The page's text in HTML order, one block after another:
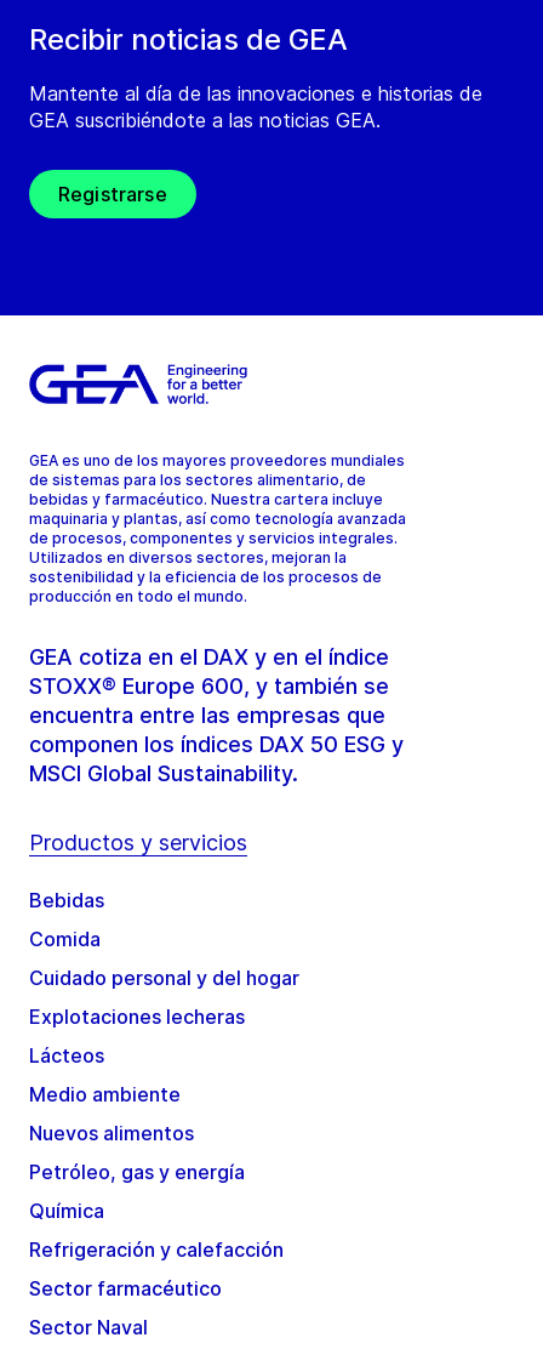
Recibir noticias de GEA
Mantente al día de las innovaciones e historias de
GEA suscribiéndote a las noticias GEA.
Registrarse
GEA es uno de los mayores proveedores mundiales
de sistemas para los sectores alimentario, de
bebidas y farmacéutico. Nuestra cartera incluye
maquinaria y plantas, así como tecnología avanzada
de procesos, componentes y servicios integrales.
Utilizados en diversos sectores, mejoran la
sostenibilidad y la eficiencia de los procesos de
producción en todo el mundo.
GEA cotiza en el DAX y en el índice
STOXX® Europe 600, y también se
encuentra entre las empresas que
componen los índices DAX 50 ESG y
MSCI Global Sustainability.
Productos y servicios
Bebidas
Comida
Cuidado personal y del hogar
Explotaciones lecheras
Lácteos
Medio ambiente
Nuevos alimentos
Petróleo, gas y energía
Química
Refrigeración y calefacción
Sector farmacéutico
Sector Naval